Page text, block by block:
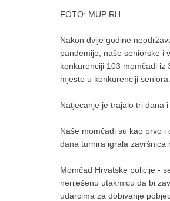
FOTO: MUP RH
Nakon dvije godine
pandemije, naše seniorske i
konkurenciji 103 momčadi iz
mjesto u konkurenciji seniora.
Natjecanje je trajalo tri dana
Naše momčadi su kao prvo
dana turnira igrala završnica
Momčad Hrvatske policije -
neriješenu utakmicu da bi
udarcima za dobivanje